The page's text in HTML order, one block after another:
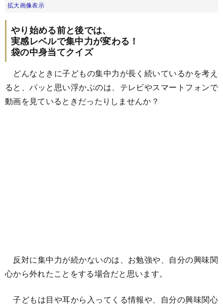
拡大画像表示
やり始める前と後では、
実感レベルで集中力が変わる！
袋の中身当てクイズ
どんなときに子どもの集中力が長く続いているかを考え
ると、パッと思い浮かぶのは、テレビやスマートフォンで
動画を見ているときだったりしませんか？
反対に集中力が続かないのは、お勉強や、自分の興味関
心から外れたことをする場合だと思います。
子どもは目や耳から入ってくる情報や、自分の興味関心